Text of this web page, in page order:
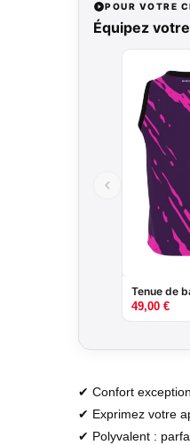
POUR VOTRE
Équipez
Tenue de
49,00 €
✔ Confort
✔ Exprimez votre
✔ Polyvalent :